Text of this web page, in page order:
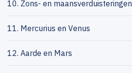
10. Zons- en maansverduisteringen
11. Mercurius en Venus
12. Aarde en Mars